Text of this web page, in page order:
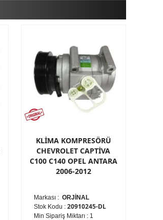
KLİMA KOMPRESÖRÜ
CHEVROLET CAPTİVA
C100 C140 OPEL ANTARA
2006-2012
Markası : ORJİNAL
Stok Kodu : 20910245-DL
Min Sipariş Miktarı : 1